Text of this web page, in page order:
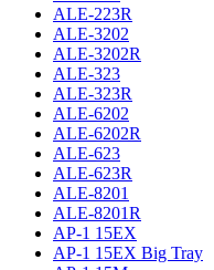
ALE-223R
ALE-3202
ALE-3202R
ALE-323
ALE-323R
ALE-6202
ALE-6202R
ALE-623
ALE-623R
ALE-8201
ALE-8201R
AP-1 15EX
AP-1 15EX Big Tray